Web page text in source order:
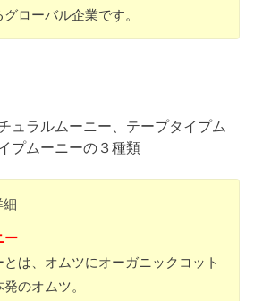
ローバル企業です。
ュラルムーニー、テープタイプム
プムーニーの３種類
細
ー
は、オムツにオーガニックコット
のオムツ。